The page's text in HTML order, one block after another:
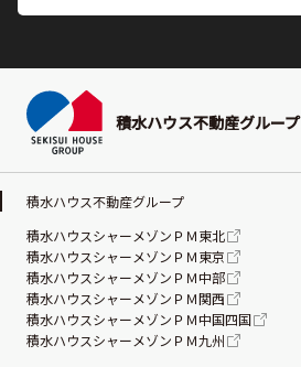
積水ハウス不動産グループ
積水ハウス不動産グループ
積水ハウスシャーメゾンＰＭ東北
積水ハウスシャーメゾンＰＭ東京
積水ハウスシャーメゾンＰＭ中部
積水ハウスシャーメゾンＰＭ関西
積水ハウスシャーメゾンＰＭ中国四国
積水ハウスシャーメゾンＰＭ九州